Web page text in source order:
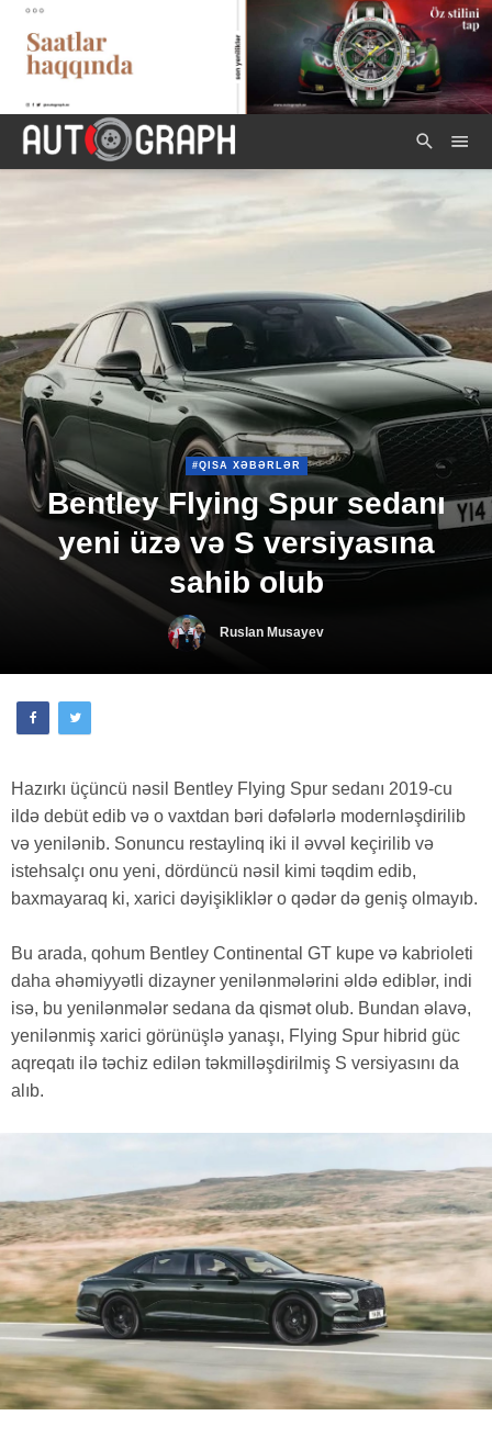
#QISA XƏBƏRLƏR
Bentley Flying Spur sedanı
yeni üzə və S versiyasına
sahib olub
Ruslan Musayev
Hazırkı üçüncü nəsil Bentley Flying Spur sedanı 2019-cu
ildə debüt edib və o vaxtdan bəri dəfələrlə modernləşdirilib
və yenilənib. Sonuncu restaylinq iki il əvvəl keçirilib və
istehsalçı onu yeni, dördüncü nəsil kimi təqdim edib,
baxmayaraq ki, xarici dəyişikliklər o qədər də geniş olmayıb.
Bu arada, qohum Bentley Continental GT kupe və kabrioleti
daha əhəmiyyətli dizayner yenilənmələrini əldə ediblər, indi
isə, bu yenilənmələr sedana da qismət olub. Bundan əlavə,
yenilənmiş xarici görünüşlə yanaşı, Flying Spur hibrid güc
aqreqatı ilə təchiz edilən təkmilləşdirilmiş S versiyasını da
alıb.